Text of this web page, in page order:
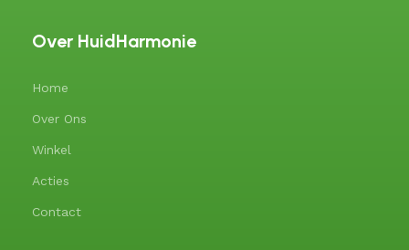
Over HuidHarmonie
Home
Over Ons
Winkel
Acties
Contact